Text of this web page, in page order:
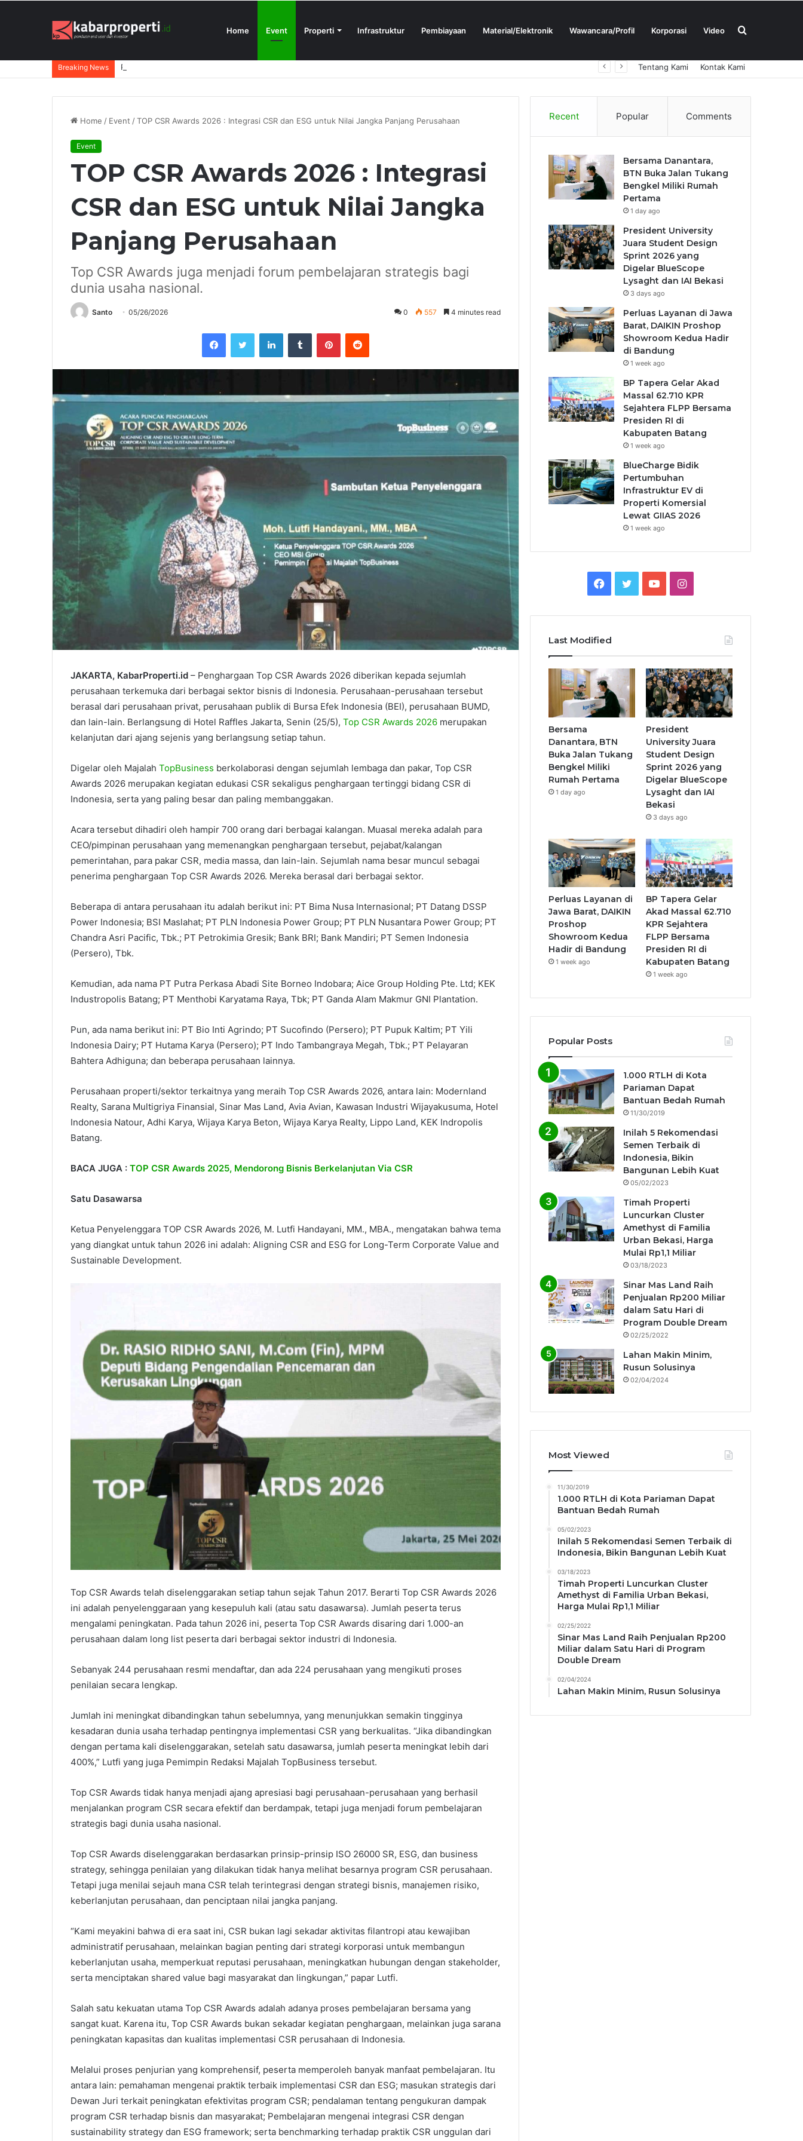
Home Event Properti Infrastruktur Pembiayaan Material/Elektronik Wawancara/Profil Korporasi Video Search
Breaking News President University Juara Student Design Sprint 2026 yang Digelar BlueScope Lysaght dan IAI Bekasi Tentang Kami Kontak Kami
Home / Event /TOP CSR Awards 2026 : Integrasi CSR dan ESG untuk Nilai Jangka Panjang Perusahaan
Event
TOP CSR Awards 2026 : Integrasi
CSR dan ESG untuk Nilai Jangka
Panjang Perusahaan
Top CSR Awards juga menjadi forum pembelajaran strategis bagi
dunia usaha nasional.
Santo 05/26/2026 0 557 4 minutes read
FacebookTwitter LinkedInTumblr PinterestReddit
JAKARTA, KabarProperti.id – Penghargaan Top CSR Awards 2026 diberikan kepada sejumlah
perusahaan terkemuka dari berbagai sektor bisnis di Indonesia. Perusahaan-perusahaan tersebut
berasal dari perusahaan privat, perusahaan publik di Bursa Efek Indonesia (BEI), perusahaan BUMD,
dan lain-lain. Berlangsung di Hotel Raffles Jakarta, Senin (25/5), Top CSR Awards 2026 merupakan
kelanjutan dari ajang sejenis yang berlangsung setiap tahun.
Digelar oleh Majalah TopBusiness berkolaborasi dengan sejumlah lembaga dan pakar, Top CSR
Awards 2026 merupakan kegiatan edukasi CSR sekaligus penghargaan tertinggi bidang CSR di
Indonesia, serta yang paling besar dan paling membanggakan.
Acara tersebut dihadiri oleh hampir 700 orang dari berbagai kalangan. Muasal mereka adalah para
CEO/pimpinan perusahaan yang memenangkan penghargaan tersebut, pejabat/kalangan
pemerintahan, para pakar CSR, media massa, dan lain-lain. Sejumlah nama besar muncul sebagai
penerima penghargaan Top CSR Awards 2026. Mereka berasal dari berbagai sektor.
Beberapa di antara perusahaan itu adalah berikut ini: PT Bima Nusa Internasional; PT Datang DSSP
Power Indonesia; BSI Maslahat; PT PLN Indonesia Power Group; PT PLN Nusantara Power Group; PT
Chandra Asri Pacific, Tbk.; PT Petrokimia Gresik; Bank BRI; Bank Mandiri; PT Semen Indonesia
(Persero), Tbk.
Kemudian, ada nama PT Putra Perkasa Abadi Site Borneo Indobara; Aice Group Holding Pte. Ltd; KEK
Industropolis Batang; PT Menthobi Karyatama Raya, Tbk; PT Ganda Alam Makmur GNI Plantation.
Pun, ada nama berikut ini: PT Bio Inti Agrindo; PT Sucofindo (Persero); PT Pupuk Kaltim; PT Yili
Indonesia Dairy; PT Hutama Karya (Persero); PT Indo Tambangraya Megah, Tbk.; PT Pelayaran
Bahtera Adhiguna; dan beberapa perusahaan lainnya.
Perusahaan properti/sektor terkaitnya yang meraih Top CSR Awards 2026, antara lain: Modernland
Realty, Sarana Multigriya Finansial, Sinar Mas Land, Avia Avian, Kawasan Industri Wijayakusuma, Hotel
Indonesia Natour, Adhi Karya, Wijaya Karya Beton, Wijaya Karya Realty, Lippo Land, KEK Indropolis
Batang.
BACA JUGA : TOP CSR Awards 2025, Mendorong Bisnis Berkelanjutan Via CSR
Satu Dasawarsa
Ketua Penyelenggara TOP CSR Awards 2026, M. Lutfi Handayani, MM., MBA., mengatakan bahwa tema
yang diangkat untuk tahun 2026 ini adalah: Aligning CSR and ESG for Long-Term Corporate Value and
Sustainable Development.
Top CSR Awards telah diselenggarakan setiap tahun sejak Tahun 2017. Berarti Top CSR Awards 2026
ini adalah penyelenggaraan yang kesepuluh kali (atau satu dasawarsa). Jumlah peserta terus
mengalami peningkatan. Pada tahun 2026 ini, peserta Top CSR Awards disaring dari 1.000-an
perusahaan dalam long list peserta dari berbagai sektor industri di Indonesia.
Sebanyak 244 perusahaan resmi mendaftar, dan ada 224 perusahaan yang mengikuti proses
penilaian secara lengkap.
Jumlah ini meningkat dibandingkan tahun sebelumnya, yang menunjukkan semakin tingginya
kesadaran dunia usaha terhadap pentingnya implementasi CSR yang berkualitas. “Jika dibandingkan
dengan pertama kali diselenggarakan, setelah satu dasawarsa, jumlah peserta meningkat lebih dari
400%,” Lutfi yang juga Pemimpin Redaksi Majalah TopBusiness tersebut.
Top CSR Awards tidak hanya menjadi ajang apresiasi bagi perusahaan-perusahaan yang berhasil
menjalankan program CSR secara efektif dan berdampak, tetapi juga menjadi forum pembelajaran
strategis bagi dunia usaha nasional.
Top CSR Awards diselenggarakan berdasarkan prinsip-prinsip ISO 26000 SR, ESG, dan business
strategy, sehingga penilaian yang dilakukan tidak hanya melihat besarnya program CSR perusahaan.
Tetapi juga menilai sejauh mana CSR telah terintegrasi dengan strategi bisnis, manajemen risiko,
keberlanjutan perusahaan, dan penciptaan nilai jangka panjang.
“Kami meyakini bahwa di era saat ini, CSR bukan lagi sekadar aktivitas filantropi atau kewajiban
administratif perusahaan, melainkan bagian penting dari strategi korporasi untuk membangun
keberlanjutan usaha, memperkuat reputasi perusahaan, meningkatkan hubungan dengan stakeholder,
serta menciptakan shared value bagi masyarakat dan lingkungan,” papar Lutfi.
Salah satu kekuatan utama Top CSR Awards adalah adanya proses pembelajaran bersama yang
sangat kuat. Karena itu, Top CSR Awards bukan sekadar kegiatan penghargaan, melainkan juga sarana
peningkatan kapasitas dan kualitas implementasi CSR perusahaan di Indonesia.
Melalui proses penjurian yang komprehensif, peserta memperoleh banyak manfaat pembelajaran. Itu
antara lain: pemahaman mengenai praktik terbaik implementasi CSR dan ESG; masukan strategis dari
Dewan Juri terkait peningkatan efektivitas program CSR; pendalaman tentang pengukuran dampak
program CSR terhadap bisnis dan masyarakat; Pembelajaran mengenai integrasi CSR dengan
sustainability strategy dan ESG framework; serta benchmarking terhadap praktik CSR unggulan dari
Recent Popular Comments
Bersama Danantara,
BTN Buka Jalan Tukang
Bengkel Miliki Rumah
Pertama
1 day ago
President University
Juara Student Design
Sprint 2026 yang
Digelar BlueScope
Lysaght dan IAI Bekasi
3 days ago
Perluas Layanan di Jawa
Barat, DAIKIN Proshop
Showroom Kedua Hadir
di Bandung
1 week ago
BP Tapera Gelar Akad
Massal 62.710 KPR
Sejahtera FLPP Bersama
Presiden RI di
Kabupaten Batang
1 week ago
BlueCharge Bidik
Pertumbuhan
Infrastruktur EV di
Properti Komersial
Lewat GIIAS 2026
1 week ago
Facebook
TwitterYouTubeInstagram
Last Modified
Bersama
Danantara, BTN
Buka Jalan Tukang
Bengkel Miliki
Rumah Pertama
1 day ago
President
University Juara
Student Design
Sprint 2026 yang
Digelar BlueScope
Lysaght dan IAI
Bekasi
3 days ago
Perluas Layanan di
Jawa Barat, DAIKIN
Proshop
Showroom Kedua
Hadir di Bandung
1 week ago
BP Tapera Gelar
Akad Massal 62.710
KPR Sejahtera
FLPP Bersama
Presiden RI di
Kabupaten Batang
1 week ago
Popular Posts
1.000 RTLH di Kota
Pariaman Dapat
Bantuan Bedah Rumah
11/30/2019
Inilah 5 Rekomendasi
Semen Terbaik di
Indonesia, Bikin
Bangunan Lebih Kuat
05/02/2023
Timah Properti
Luncurkan Cluster
Amethyst di Familia
Urban Bekasi, Harga
Mulai Rp1,1 Miliar
03/18/2023
Sinar Mas Land Raih
Penjualan Rp200 Miliar
dalam Satu Hari di
Program Double Dream
02/25/2022
Lahan Makin Minim,
Rusun Solusinya
02/04/2024
Most Viewed
11/30/2019
1.000 RTLH di Kota Pariaman Dapat
Bantuan Bedah Rumah
05/02/2023
Inilah 5 Rekomendasi Semen Terbaik di
Indonesia, Bikin Bangunan Lebih Kuat
03/18/2023
Timah Properti Luncurkan Cluster
Amethyst di Familia Urban Bekasi,
Harga Mulai Rp1,1 Miliar
02/25/2022
Sinar Mas Land Raih Penjualan Rp200
Miliar dalam Satu Hari di Program
Double Dream
02/04/2024
Lahan Makin Minim, Rusun Solusinya